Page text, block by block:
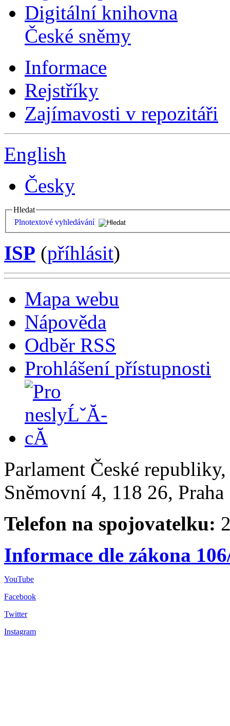
Digitální knihovna
České sněmy
Informace
Rejstříky
Zajímavosti v repozitáři
English
Česky
Hledat
Plnotextové vyhledávání
ISP (příhlásit)
Mapa webu
Nápověda
Odběr RSS
Prohlášení přístupnosti
Parlament České
Sněmovní 4, 118 26,
Telefon na spojovatelku:
Informace dle zákona
YouTube
Facebook
Twitter
Instagram